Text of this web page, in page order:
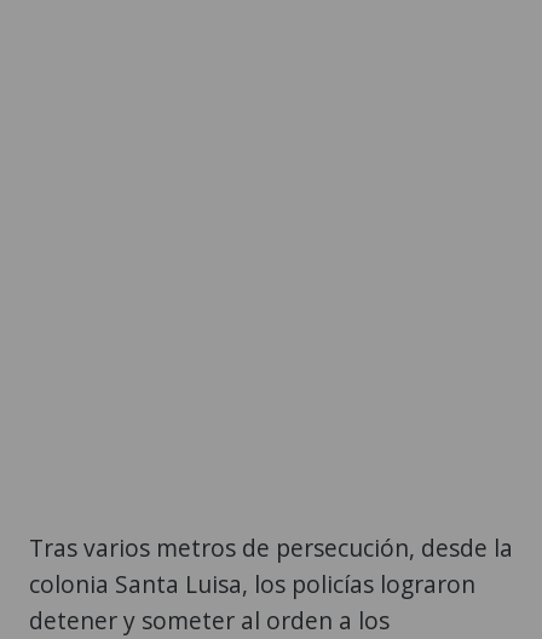
Tras varios metros de persecución, desde la
colonia Santa Luisa, los policías lograron
detener y someter al orden a los